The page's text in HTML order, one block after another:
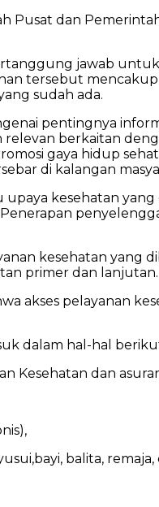
Pusat dan
jawab
tersebut
sudah ada.
pentingnya
relevan berkaitan
gaya hidup
di kalangan
upaya kesehatan
kesehatan
primer dan lanjutan.
akses pelayanan
dalam hal-hal
Kesehatan dan
balita, remaja,